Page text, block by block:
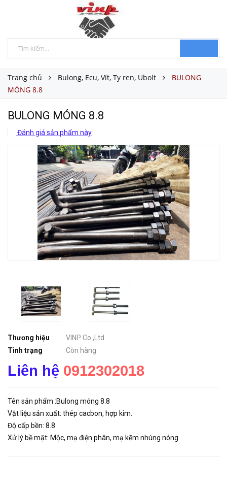
Trang chủ Bulong, Ecu, Vít, Ty ren, Ubolt
BULONG
MÓNG 8.8
BULONG MÓNG 8.8
Đánh giá sản phẩm này
Thương hiệu
VINP Co.,Ltd
Tình trạng
Còn hàng
Liên hệ 0912302018
Tên sản phẩm :Bulong móng 8.8
Vật liệu sản xuất: thép cacbon, hợp kim.
Độ cấp bền: 8.8
Xử lý bề mặt: Mộc, mạ điện phân, mạ kẽm nhúng nóng